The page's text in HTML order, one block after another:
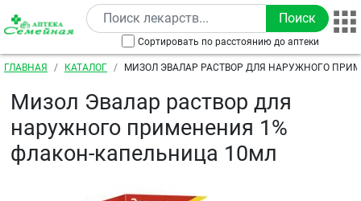
Перейти к основному содержанию
Сортировать по расстоянию до аптеки
Строка навигации
ГЛАВНАЯ КАТАЛОГ
МИЗОЛ ЭВАЛАР РАСТВОР ДЛЯ НАРУЖНОГО
Мизол Эвалар раствор для
наружного применения 1%
флакон-капельница 10мл